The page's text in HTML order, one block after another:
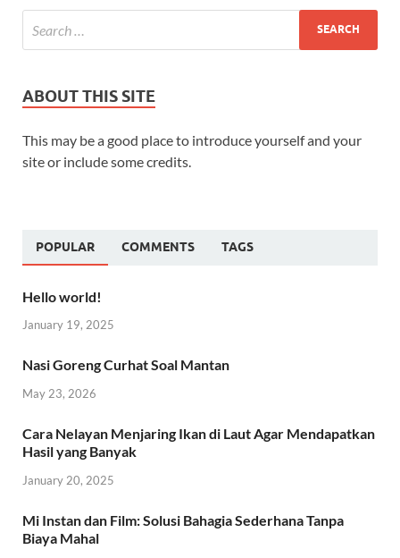
ABOUT THIS SITE
This may be a good place to introduce yourself and your
site or include some credits.
POPULAR COMMENTS TAGS
Hello world!
January 19, 2025
Nasi Goreng Curhat Soal Mantan
May 23, 2026
Cara Nelayan Menjaring Ikan di Laut Agar Mendapatkan
Hasil yang Banyak
January 20, 2025
Mi Instan dan Film: Solusi Bahagia Sederhana Tanpa
Biaya Mahal